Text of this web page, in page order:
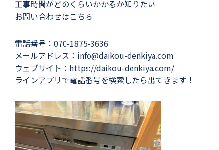
工事時間がどのくらいかかるか知りたい
お問い合わせはこちら
電話番号：070-1875-3636
メールアドレス：info@daikou-denkiya.com
ウェブサイト：https://daikou-denkiya.com/
ラインアプリで電話番号を検索したら出てきます！